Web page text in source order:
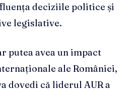
deciziile politice și
legislative.
putea avea un impact
ale României,
dovedi că liderul AUR a